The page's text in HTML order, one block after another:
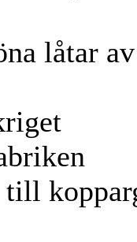
låtar
till